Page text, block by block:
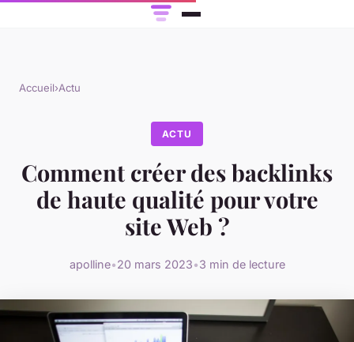
Accueil›Actu
ACTU
Comment créer des backlinks
de haute qualité pour votre
site Web ?
apolline•20 mars 2023•3 min de lecture